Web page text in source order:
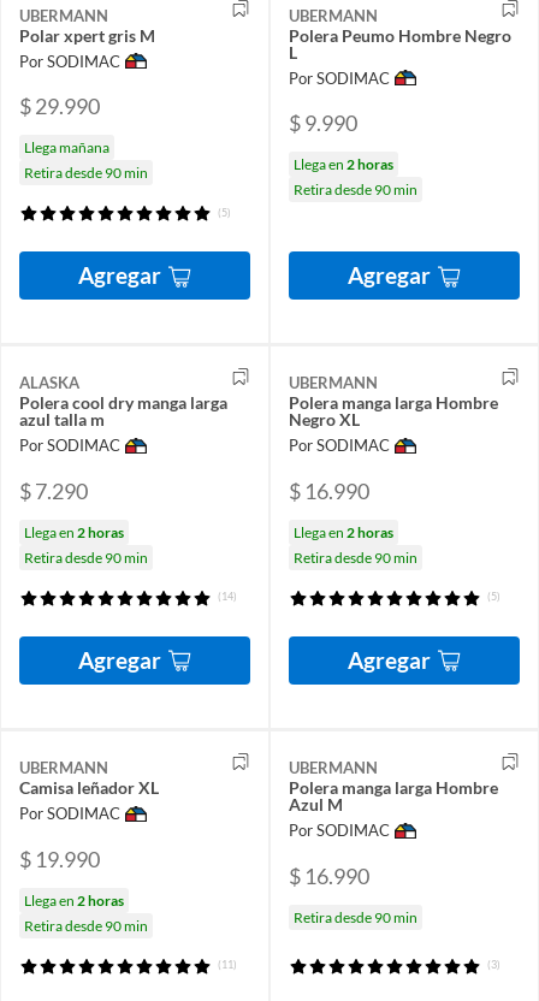
UBERMANN
Polar xpert gris M
Por SODIMAC
$ 29.990
Llega mañana
Retira desde 90 min
(5)
Agregar
UBERMANN
Polera Peumo Hombre Negro
L
Por SODIMAC
$ 9.990
Llega en 2 horas
Retira desde 90 min
Agregar
ALASKA
Polera cool dry manga larga
azul talla m
Por SODIMAC
$ 7.290
Llega en 2 horas
Retira desde 90 min
(14)
Agregar
UBERMANN
Polera manga larga Hombre
Negro XL
Por SODIMAC
$ 16.990
Llega en 2 horas
Retira desde 90 min
(5)
Agregar
UBERMANN
Camisa leñador XL
Por SODIMAC
$ 19.990
Llega en 2 horas
Retira desde 90 min
(11)
UBERMANN
Polera manga larga Hombre
Azul M
Por SODIMAC
$ 16.990
Retira desde 90 min
(3)